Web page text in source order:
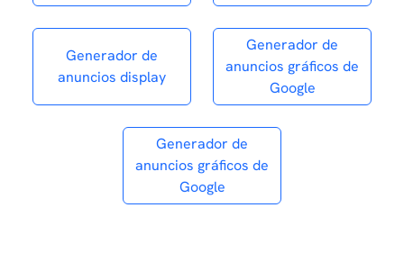
Generador de
anuncios display
Generador de
anuncios gráficos de
Google
Generador de
anuncios gráficos de
Google